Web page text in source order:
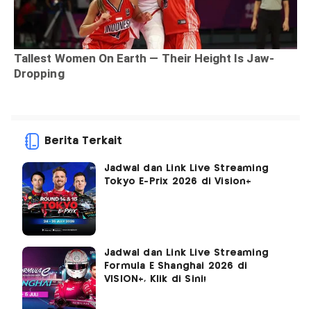
Berita Terkait
Jadwal dan Link Live Streaming
Tokyo E-Prix 2026 di Vision+
Jadwal dan Link Live Streaming
Formula E Shanghai 2026 di
VISION+, Klik di Sini!